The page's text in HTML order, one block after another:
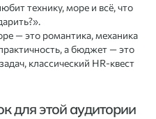
технику, море и всё, что
— это романтика, механика
а бюджет — это
классический HR-квест
для этой аудитории